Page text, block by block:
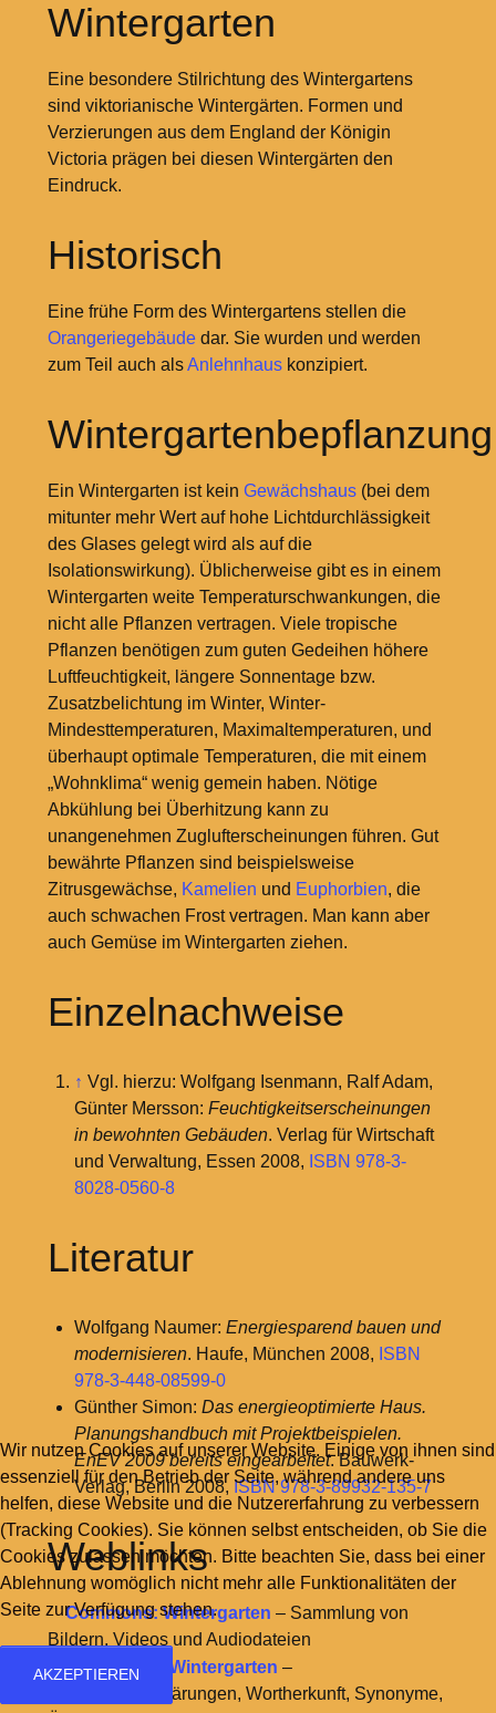
Wintergarten
Eine besondere Stilrichtung des Wintergartens
sind viktorianische Wintergärten. Formen und
Verzierungen aus dem England der Königin
Victoria prägen bei diesen Wintergärten den
Eindruck.
Historisch
Eine frühe Form des Wintergartens stellen die
Orangeriegebäudedar. Sie wurden und werden
zum Teil auch alsAnlehnhauskonzipiert.
Wintergartenbepflanzung
Ein Wintergarten ist kein Gewächshaus(bei dem
mitunter mehr Wert auf hohe Lichtdurchlässigkeit
des Glases gelegt wird als auf die
Isolationswirkung). Üblicherweise gibt es in einem
Wintergarten weite Temperaturschwankungen, die
nicht alle Pflanzen vertragen. Viele tropische
Pflanzen benötigen zum guten Gedeihen höhere
Luftfeuchtigkeit, längere Sonnentage bzw.
Zusatzbelichtung im Winter, Winter-
Mindesttemperaturen, Maximaltemperaturen, und
überhaupt optimale Temperaturen, die mit einem
„Wohnklima“ wenig gemein haben. Nötige
Abkühlung bei Überhitzung kann zu
unangenehmen Zuglufterscheinungen führen. Gut
bewährte Pflanzen sind beispielsweise
Zitrusgewächse, Kamelien und Euphorbien, die
auch schwachen Frost vertragen. Man kann aber
auch Gemüse im Wintergarten ziehen.
Einzelnachweise
↑ Vgl. hierzu: Wolfgang Isenmann, Ralf Adam,
Günter Mersson: Feuchtigkeitserscheinungen
in bewohnten Gebäuden. Verlag für Wirtschaft
und Verwaltung, Essen 2008, ISBN 978-3-
8028-0560-8
Literatur
Wolfgang Naumer: Energiesparend bauen und
modernisieren. Haufe, München 2008, ISBN
978-3-448-08599-0
Günther Simon: Das energieoptimierte Haus.
Planungshandbuch mit Projektbeispielen.
EnEV 2009 bereits eingearbeitet. Bauwerk-
Verlag, Berlin 2008, ISBN 978-3-89932-135-7
Weblinks
Commons: Wintergarten – Sammlung von
Bildern, Videos und Audiodateien
Wiktionary: Wintergarten –
Bedeutungserklärungen, Wortherkunft, Synonyme,
Wir nutzen Cookies auf unserer Website. Einige von ihnen sind
essenziell für den Betrieb der Seite, während andere uns
helfen, diese Website und die Nutzererfahrung zu verbessern
(Tracking Cookies). Sie können selbst entscheiden, ob Sie die
Cookies zulassen möchten. Bitte beachten Sie, dass bei einer
Ablehnung womöglich nicht mehr alle Funktionalitäten der
Seite zur Verfügung stehen.
AKZEPTIEREN